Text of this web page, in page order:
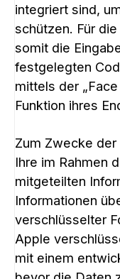
integriert sind,
schützen. Für
somit die
festgelegten
mittels der „Face
Funktion ihres
Zum Zwecke
Ihre im Rahmen
mitgeteilten
Informationen
verschlüsselter
Apple
mit einem